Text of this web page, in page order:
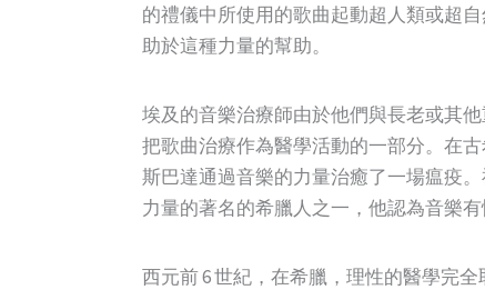
的禮儀中所使用的歌曲起動超人類或超
助於這種力量的幫助。
埃及的音樂治療師由於他們與長老或其
把歌曲治療作為醫學活動的一部分。在
斯巴達通過音樂的力量治癒了一場瘟疫
力量的著名的希臘人之一，他認為音樂
西元前 6 世紀，在希臘，理性的醫學完